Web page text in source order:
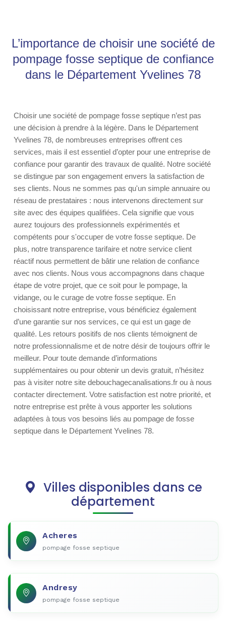
L’importance de choisir une société de
pompage fosse septique de confiance
dans le Département Yvelines 78
Choisir une société de pompage fosse septique n’est pas
une décision à prendre à la légère. Dans le Département
Yvelines 78, de nombreuses entreprises offrent ces
services, mais il est essentiel d’opter pour une entreprise de
confiance pour garantir des travaux de qualité. Notre société
se distingue par son engagement envers la satisfaction de
ses clients. Nous ne sommes pas qu'un simple annuaire ou
réseau de prestataires : nous intervenons directement sur
site avec des équipes qualifiées. Cela signifie que vous
aurez toujours des professionnels expérimentés et
compétents pour s'occuper de votre fosse septique. De
plus, notre transparence tarifaire et notre service client
réactif nous permettent de bâtir une relation de confiance
avec nos clients. Nous vous accompagnons dans chaque
étape de votre projet, que ce soit pour le pompage, la
vidange, ou le curage de votre fosse septique. En
choisissant notre entreprise, vous bénéficiez également
d’une garantie sur nos services, ce qui est un gage de
qualité. Les retours positifs de nos clients témoignent de
notre professionnalisme et de notre désir de toujours offrir le
meilleur. Pour toute demande d’informations
supplémentaires ou pour obtenir un devis gratuit, n’hésitez
pas à visiter notre site debouchagecanalisations.fr ou à nous
contacter directement. Votre satisfaction est notre priorité, et
notre entreprise est prête à vous apporter les solutions
adaptées à tous vos besoins liés au pompage de fosse
septique dans le Département Yvelines 78.
Villes disponibles dans ce
département
Acheres
pompage fosse septique
Andresy
pompage fosse septique